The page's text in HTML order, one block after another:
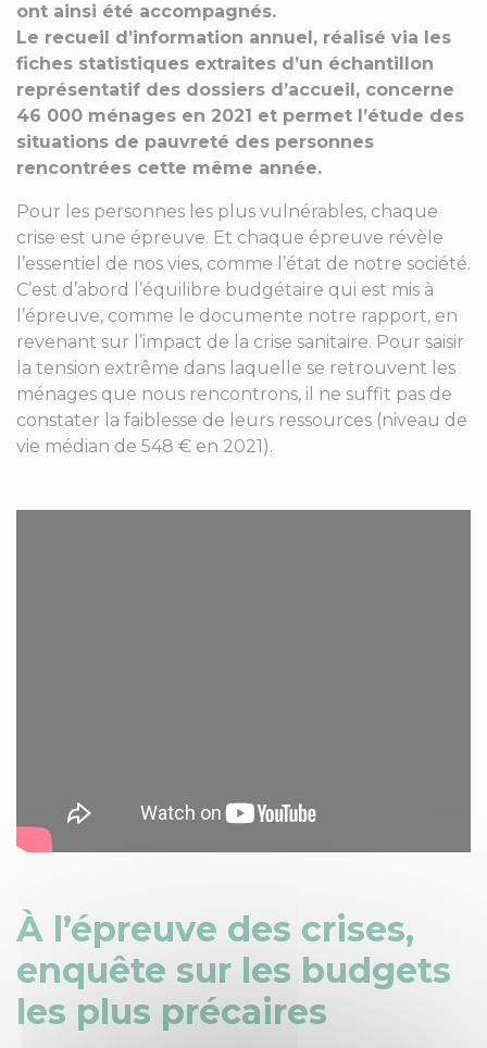
ont ainsi été accompagnés.
Le recueil d’information annuel, réalisé via les
fiches statistiques extraites d’un échantillon
représentatif des dossiers d’accueil, concerne
46 000 ménages en 2021 et permet l’étude des
situations de pauvreté des personnes
rencontrées cette même année.
Pour les personnes les plus vulnérables, chaque
crise est une épreuve. Et chaque épreuve révèle
l’essentiel de nos vies, comme l’état de notre société.
C’est d’abord l’équilibre budgétaire qui est mis à
l’épreuve, comme le documente notre rapport, en
revenant sur l’impact de la crise sanitaire. Pour saisir
la tension extrême dans laquelle se retrouvent les
ménages que nous rencontrons, il ne suffit pas de
constater la faiblesse de leurs ressources (niveau de
vie médian de 548 € en 2021).
À l’épreuve des crises,
enquête sur les budgets
les plus précaires